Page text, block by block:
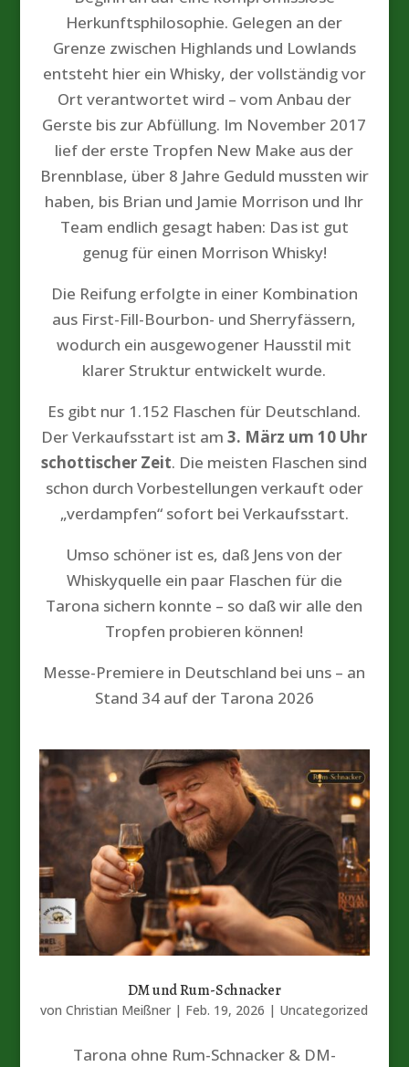
Herkunftsphilosophie. Gelegen an der
Grenze zwischen Highlands und Lowlands
entsteht hier ein Whisky, der vollständig vor
Ort verantwortet wird – vom Anbau der
Gerste bis zur Abfüllung. Im November 2017
lief der erste Tropfen New Make aus der
Brennblase, über 8 Jahre Geduld mussten wir
haben, bis Brian und Jamie Morrison und Ihr
Team endlich gesagt haben: Das ist gut
genug für einen Morrison Whisky!
Die Reifung erfolgte in einer Kombination
aus First-Fill-Bourbon- und Sherryfässern,
wodurch ein ausgewogener Hausstil mit
klarer Struktur entwickelt wurde.
Es gibt nur 1.152 Flaschen für Deutschland.
Der Verkaufsstart ist am3. März um 10 Uhr
schottischer Zeit. Die meisten Flaschen sind
schon durch Vorbestellungen verkauft oder
„verdampfen“ sofort bei Verkaufsstart.
Umso schöner ist es, daß Jens von der
Whiskyquelle ein paar Flaschen für die
Tarona sichern konnte – so daß wir alle den
Tropfen probieren können!
Messe-Premiere in Deutschland bei uns – an
Stand 34 auf der Tarona 2026
DM und Rum-Schnacker
vonChristian Meißner | Feb. 19, 2026 | Uncategorized
Tarona ohne Rum-Schnacker & DM-